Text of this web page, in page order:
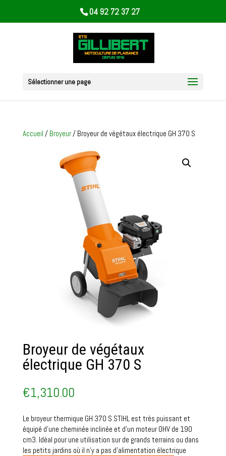
04 92 72 37 27
Sélectionner une page
Accueil / Broyeur/ Broyeur de végétaux électrique GH 370 S
Broyeur de végétaux
électrique GH 370 S
€1,310.00
Le broyeur thermique GH 370 S STIHL est très puissant et
équipé d’une cheminée inclinée et d’un moteur OHV de 190
cm3. Idéal pour une utilisation sur de grands terrains ou dans
les petits jardins où il n’y a pas d’alimentation électrique